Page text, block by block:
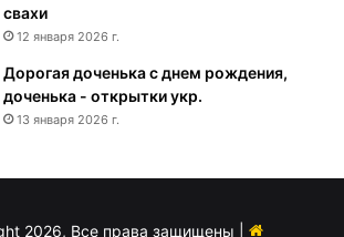
свахи
12 января 2026 г.
Дорогая доченька с днем рождения,
доченька - открытки укр.
13 января 2026 г.
2026, Все права защищены |